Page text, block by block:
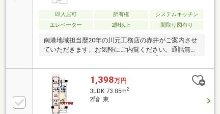
校まで約300ｍ・大阪市立南港北中学校まで約600ｍ・
医療法人慈心会咲洲病院まで約750ｍ※S＝納戸.
即入居可 所有権
システムキッチン
エレベーター
2階以上 間取り図有り
南港地域担当歴20年の川元工務店の赤井がご案内させ
ていただきます。お気軽にご内覧ください。通話無料
報をご覧ください！】当マンションで売却経験多数ご
ざいます！！当マンションでのご売却、ご購入、川元
工務店の赤井までお気軽にお問合せください。
1,398万円
3LDK 73.85m2
2階 東